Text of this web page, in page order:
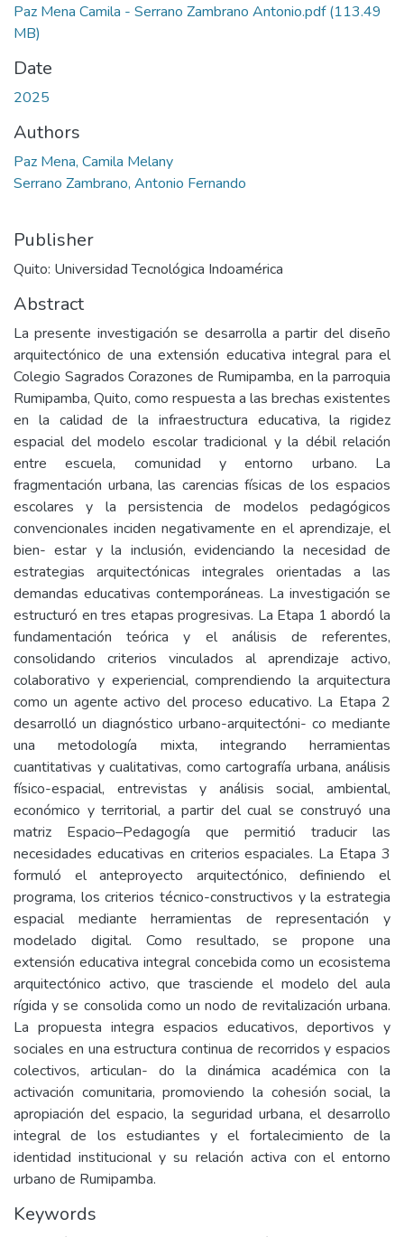
Paz Mena Camila - Serrano Zambrano Antonio.pdf(113.49
MB)
Date
2025
Authors
Paz Mena, Camila Melany
Serrano Zambrano, Antonio Fernando
Publisher
Quito: Universidad Tecnológica Indoamérica
Abstract
La presente investigación se desarrolla a partir del diseño
arquitectónico de una extensión educativa integral para el
Colegio Sagrados Corazones de Rumipamba, en la parroquia
Rumipamba, Quito, como respuesta a las brechas existentes
en la calidad de la infraestructura educativa, la rigidez
espacial del modelo escolar tradicional y la débil relación
entre escuela, comunidad y entorno urbano. La
fragmentación urbana, las carencias físicas de los espacios
escolares y la persistencia de modelos pedagógicos
convencionales inciden negativamente en el aprendizaje, el
bien- estar y la inclusión, evidenciando la necesidad de
estrategias arquitectónicas integrales orientadas a las
demandas educativas contemporáneas. La investigación se
estructuró en tres etapas progresivas. La Etapa 1 abordó la
fundamentación teórica y el análisis de referentes,
consolidando criterios vinculados al aprendizaje activo,
colaborativo y experiencial, comprendiendo la arquitectura
como un agente activo del proceso educativo. La Etapa 2
desarrolló un diagnóstico urbano-arquitectóni- co mediante
una metodología mixta, integrando herramientas
cuantitativas y cualitativas, como cartografía urbana, análisis
físico-espacial, entrevistas y análisis social, ambiental,
económico y territorial, a partir del cual se construyó una
matriz Espacio–Pedagogía que permitió traducir las
necesidades educativas en criterios espaciales. La Etapa 3
formuló el anteproyecto arquitectónico, definiendo el
programa, los criterios técnico-constructivos y la estrategia
espacial mediante herramientas de representación y
modelado digital. Como resultado, se propone una
extensión educativa integral concebida como un ecosistema
arquitectónico activo, que trasciende el modelo del aula
rígida y se consolida como un nodo de revitalización urbana.
La propuesta integra espacios educativos, deportivos y
sociales en una estructura continua de recorridos y espacios
colectivos, articulan- do la dinámica académica con la
activación comunitaria, promoviendo la cohesión social, la
apropiación del espacio, la seguridad urbana, el desarrollo
integral de los estudiantes y el fortalecimiento de la
identidad institucional y su relación activa con el entorno
urbano de Rumipamba.
Keywords